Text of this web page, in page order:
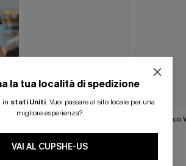
Good Omen Black Top
28,00 €
Gilet bianco
40,00 €
la tua località di spedizione
in stati Uniti. Vuoi passare al sito locale per una
migliore esperienza?
VAI AL CUPSHE-US